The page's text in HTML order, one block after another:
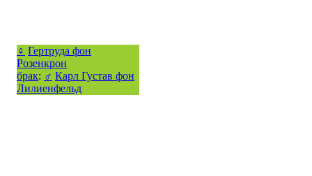
♀ Гертруда фон
Розенкрон
брак: ♂ Карл Густав фон
Лилиенфельд